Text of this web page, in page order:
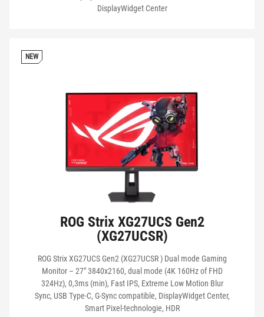
BEELDSCHERMOPPERVLAKDisplayWidget Center
NEW
ROG Strix XG27UCS Gen2
(XG27UCSR)
ROG Strix XG27UCS Gen2 (XG27UCSR ) Dual mode Gaming
Monitor – 27" 3840x2160, dual mode (4K 160Hz of FHD
324Hz), 0,3ms (min), Fast IPS, Extreme Low Motion Blur
Sync, USB Type-C, G-Sync compatible, DisplayWidget Center,
Smart Pixel-technologie, HDR